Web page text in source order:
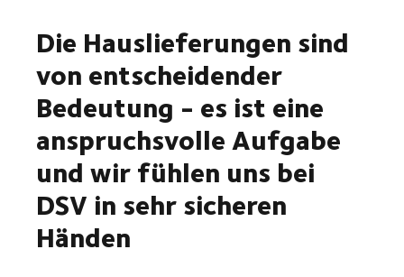
Die Hauslieferungen sind
von entscheidender
Bedeutung - es ist eine
anspruchsvolle Aufgabe
und wir fühlen uns bei
DSV in sehr sicheren
Händen